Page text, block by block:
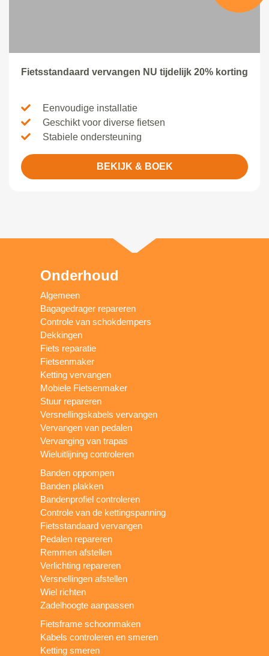
Fietsstandaard vervangen NU tijdelijk 20% korting
Eenvoudige installatie
Geschikt voor diverse fietsen
Stabiele ondersteuning
BEKIJK & BOEK
Onderhoud
Algemeen
Bagagedrager repareren
Controle van schokdempers
Dekkingen
Fiets reparatie
Fietsenmaker
Ketting vervangen
Mobiele Fietsenmaker
Stuur repareren
Versnellingskabels vervangen
Vervangen van pedalen
Vervanging van trapas
Wieluitlijning controleren
Banden oppompen
Banden plakken
Bandenprofiel controleren
Controle van de kettingspanning
Fietsstandaard vervangen
Pedalen repareren
Remmen afstellen
Verlichting repareren
Versnellingen afstellen
Wiel richten
Zadelhoogte aanpassen
Fietsframe schoonmaken
Kabels controleren en smeren
Ketting smeren